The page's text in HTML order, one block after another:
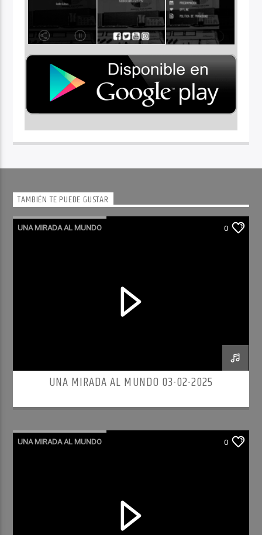
TAMBIÉN TE PUEDE GUSTAR
UNA MIRADA AL MUNDO 0
UNA MIRADA AL MUNDO 03-02-2025
UNA MIRADA AL MUNDO 0